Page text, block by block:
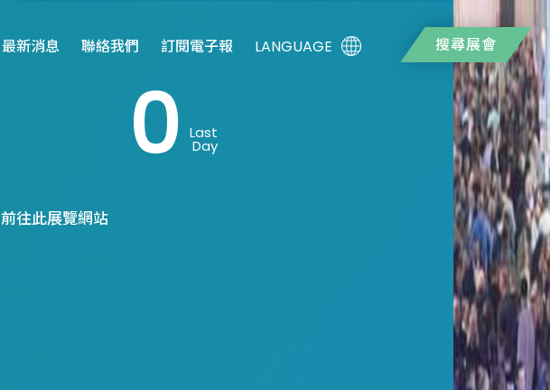
最新消息 聯絡我們 訂閱電子報 LANGUAGE 搜尋展會
0 Last
Day
前往此展覽網站